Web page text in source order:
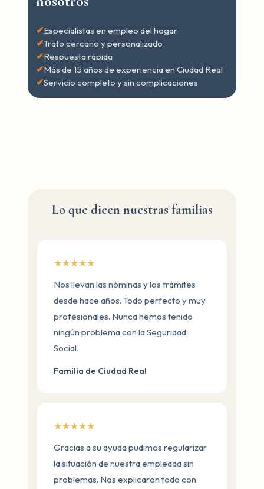
✔Especialistas en empleo del hogar
✔Trato cercano y personalizado
✔Respuesta rápida
✔Más de 15 años de experiencia en Ciudad Real
✔Servicio completo y sin complicaciones
Lo que dicen nuestras familias
★★★★★
Nos llevan las nóminas y los trámites
desde hace años. Todo perfecto y muy
profesionales. Nunca hemos tenido
ningún problema con la Seguridad
Social.
Familia de Ciudad Real
★★★★★
Gracias a su ayuda pudimos regularizar
la situación de nuestra empleada sin
problemas. Nos explicaron todo con